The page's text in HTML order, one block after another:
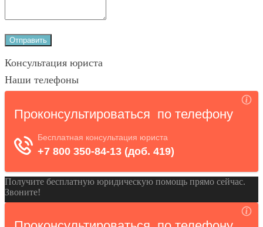
Консультация юриста
Наши телефоны
Получите бесплатную юридическую помощь прямо сейчас.
Звоните!